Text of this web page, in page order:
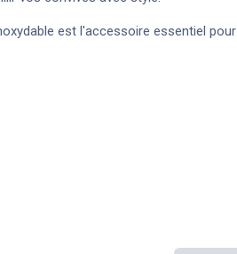
est l'accessoire essentiel